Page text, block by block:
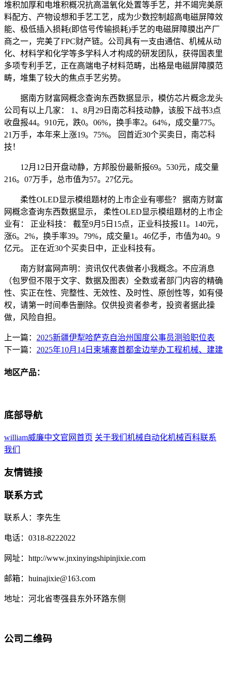
堆积加厚和电堆积概况抗高温氧化处置等手艺，并不竭完美原
料配方、产物设想和手艺工艺，成为少数控制超高电磁屏障效
能、极低插入损耗(即信号传输损耗)手艺的电磁屏障膜出产厂
商之一，完美了FPC财产链。公司具有一支由通信、机械从动
化、材料学和化学等多学科人才构成的研发团队，获得国表里
多项专利手艺，正在高端电子材料范畴，出格是电磁屏障膜范
畴，堆集了较大的焦点手艺劣势。
据南方财富网概念查询东西数据显示，模仿芯片概念龙头
公司有以上几家： 1、8月29日南芯科技动静，该股下战书3点
收盘报44。910元，跌0。06%，换手率2。64%，成交量775。
21万手，本年来上涨19。75%。 回首近30个买卖日，南芯科
技！
12月12日开盘动静，方邦股份最新报69。530元，成交量
216。07万手，总市值为57。27亿元。
柔性OLED显示模组题材的上市企业有哪些？ 据南方财富
网概念查询东西数据显示， 柔性OLED显示模组题材的上市企
业有： 正业科技： 截至9月5日15点，正业科技报11。140元，
涨6。2%，换手率39。79%，成交量1。46亿手，市值为40。9
亿元。 正在近30个买卖日中，正业科技有。
南方财富网声明：资讯仅代表做者小我概念。不应消息
（包罗但不限于文字、数据及图表）全数或者部门内容的精确
性、实正在性、完整性、无效性、及时性、原创性等，如有侵
权，请第一时间奉告删除。仅供投资者参考，投资者据此操
做，风险自担。
上一篇： 2025新疆伊犁哈萨克自治州国度公事员测验职位表
下一篇： 2025年10月14日柬埔寨首都金边举办工程机械、建建
地区产品：
底部导航
william威廉中文官网首页 关于我们 机械自动化机械百科联系
我们
友情链接
联系方式
联系人：李先生
电话：0318-8222022
网址：http://www.jnxinyingshipinjixie.com
邮箱：huinajixie@163.com
地址：河北省枣强县东外环路东侧
公司二维码